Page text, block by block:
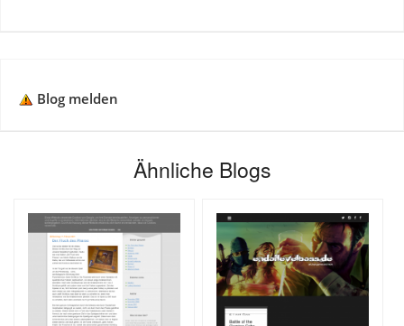
Blog melden
Ähnliche Blogs